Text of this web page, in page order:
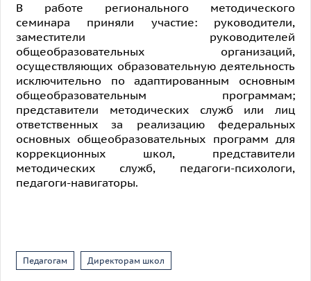
В работе регионального методического
семинара приняли участие: руководители,
заместители руководителей
общеобразовательных организаций,
осуществляющих образовательную деятельность
исключительно по адаптированным основным
общеобразовательным программам;
представители методических служб или лиц
ответственных за реализацию федеральных
основных общеобразовательных программ для
коррекционных школ, представители
методических служб, педагоги-психологи,
педагоги-навигаторы.
Педагогам Директорам школ